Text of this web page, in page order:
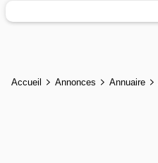
Accueil Annonces Annuaire